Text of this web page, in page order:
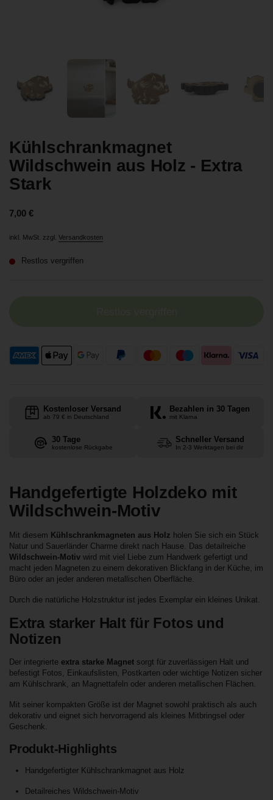
Zeige Folie 2
Kühlschrankmagnet
Wildschwein aus Holz - Extra
Stark
Preis:
7,00 €
inkl. MwSt. zzgl. Versandkosten
Restlos vergriffen
Kostenloser Versand
ab 79 € in Deutschland
Bezahlen in 30 Tagen
mit Klarna
30 Tage
kostenlose Rückgabe
Schneller Versand
In 2-3 Werktagen bei dir
Handgefertigte Holzdeko mit
Wildschwein-Motiv
Mit diesem Kühlschrankmagneten aus Holz holen Sie sich ein Stück
Natur und Sauerländer Charme direkt nach Hause. Das detailreiche
Wildschwein-Motiv wird mit viel Liebe zum Handwerk gefertigt und
macht jeden Magneten zu einem dekorativen Blickfang in der Küche, im
Büro oder an jeder anderen metallischen Oberfläche.
Durch die natürliche Holzstruktur ist jedes Exemplar ein kleines Unikat.
Extra starker Halt für Fotos und
Notizen
Der integrierte extra starke Magnet sorgt für zuverlässigen Halt und
befestigt Fotos, Einkaufslisten, Postkarten oder wichtige Notizen sicher
am Kühlschrank, an Magnettafeln oder anderen metallischen Flächen.
Mit seiner kompakten Größe ist der Magnet sowohl praktisch als auch
dekorativ und eignet sich hervorragend als kleines Mitbringsel oder
Geschenk.
Produkt-Highlights
Handgefertigter Kühlschrankmagnet aus Holz
Detailreiches Wildschwein-Motiv